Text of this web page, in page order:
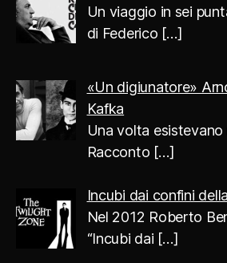
Un viaggio in sei
di Federico […]
«Un digiunatore»
Kafka
Una volta esistevano
Racconto […]
Incubi dai confini
Nel 2012 Roberto
“Incubi dai […]